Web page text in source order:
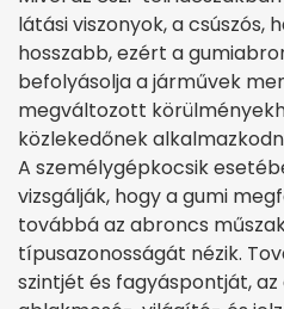
látási viszonyok, a csúszós,
hosszabb, ezért a
befolyásolja a járművek
megváltozott
közlekedőnek
A személygépkocsik
vizsgálják, hogy a gumi
továbbá az abroncs
típusazonosságát nézik.
szintjét és fagyáspontját,